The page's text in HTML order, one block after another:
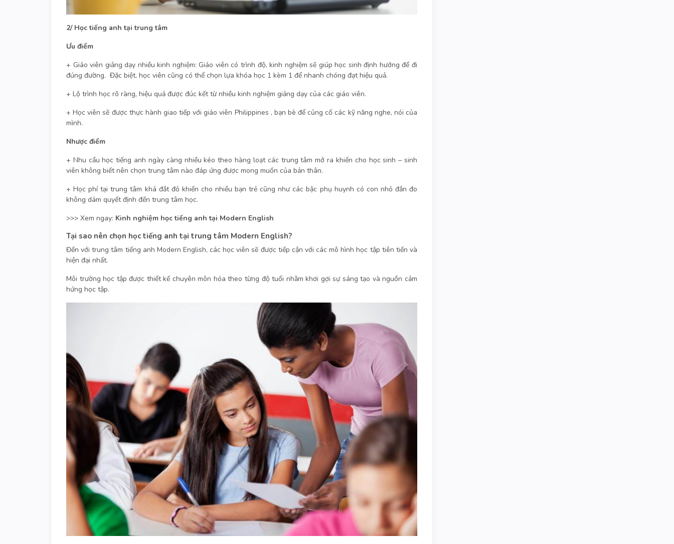
2/ Học tiếng anh tại trung tâm
Ưu điểm
+ Giáo viên giảng dạy nhiều kinh nghiệm: Giáo viên có trình độ, kinh nghiệm sẽ giúp học sinh định hướng để đi
đúng đường. Đặc biệt, học viên cũng có thể chọn lựa khóa học 1 kèm 1 để nhanh chóng đạt hiệu quả.
+ Lộ trình học rõ ràng, hiệu quả được đúc kết từ nhiều kinh nghiệm giảng dạy của các giáo viên.
+ Học viên sẽ được thực hành giao tiếp với giáo viên Philippines , bạn bè để củng cố các kỹ năng nghe, nói của
mình.
Nhược điểm
+ Nhu cầu học tiếng anh ngày càng nhiều kéo theo hàng loạt các trung tâm mở ra khiến cho học sinh – sinh
viên không biết nên chọn trung tâm nào đáp ứng được mong muốn của bản thân.
+ Học phí tại trung tâm khá đắt đỏ khiến cho nhiều bạn trẻ cũng như các bậc phụ huynh có con nhỏ đắn đo
không dám quyết định đến trung tâm học.
>>> Xem ngay: Kinh nghiệm học tiếng anh tại Modern English
Tại sao nên chọn học tiếng anh tại trung tâm Modern English?
Đến với trung tâm tiếng anh Modern English, các học viên sẽ được tiếp cận với các mô hình học tập tiên tiến và
hiện đại nhất.
Môi trường học tập được thiết kế chuyên môn hóa theo từng độ tuổi nhằm khơi gợi sự sáng tạo và nguồn cảm
hứng học tập.